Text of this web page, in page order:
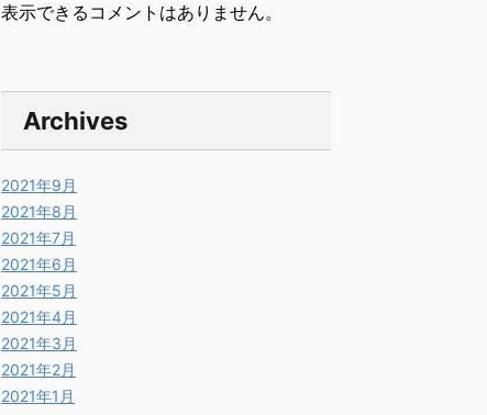
表示できるコメントはありません。
Archives
2021年9月
2021年8月
2021年7月
2021年6月
2021年5月
2021年4月
2021年3月
2021年2月
2021年1月